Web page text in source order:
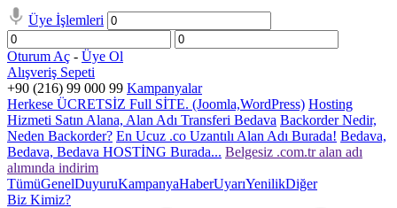
Üye İşlemleri
Oturum Aç - Üye Ol
Alışveriş Sepeti
+90 (216) 99 000 99 Kampanyalar
Herkese ÜCRETSİZ Full SİTE. (Joomla,WordPress) Hosting
Hizmeti Satın Alana, Alan Adı Transferi Bedava Backorder Nedir,
Neden Backorder? En Ucuz .co Uzantılı Alan Adı Burada! Bedava,
Bedava, Bedava HOSTİNG Burada... Belgesiz .com.tr alan adı
alımında indirim
TümüGenelDuyuruKampanyaHaberUyarıYenilikDiğer
Biz Kimiz?